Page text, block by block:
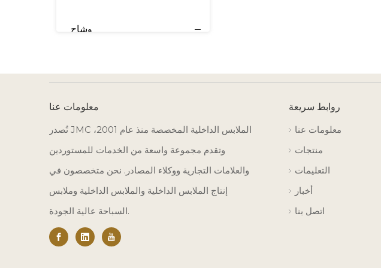
وشاح
معلومات عنا
تُصدر JMC الملابس الداخلية المخصصة منذ عام 2001،
وتقدم مجموعة واسعة من الخدمات للمستوردين
والعلامات التجارية ووكلاء المصادر. نحن متخصصون في
إنتاج الملابس الداخلية والملابس الداخلية وملابس
السباحة عالية الجودة.
روابط سريعة
معلومات عنا
منتجات
التعليمات
أخبار
اتصل بنا